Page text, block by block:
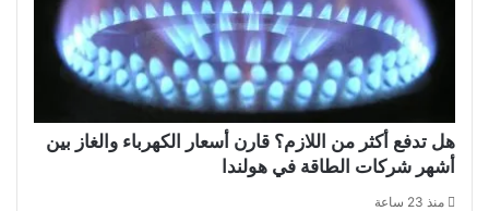
هل تدفع أكثر من اللازم؟ قارن أسعار الكهرباء والغاز بين
أشهر شركات الطاقة في هولندا
منذ 23 ساعة